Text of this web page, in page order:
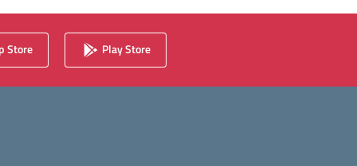
Store Play Store